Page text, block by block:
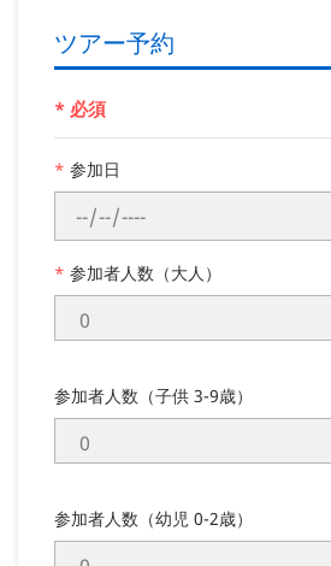
ツアー予約
* 必須
* 参加日
* 参加者人数（大人）
参加者人数（子供 3-9歳）
参加者人数（幼児 0-2歳）